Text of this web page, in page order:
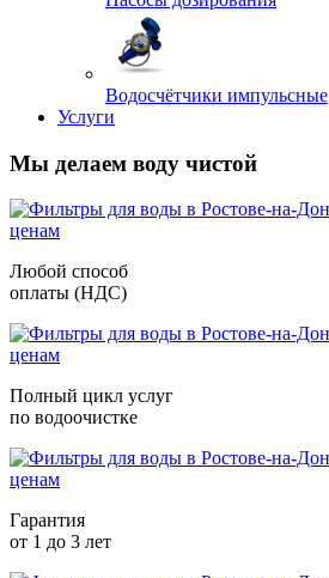
Водосчётчики импульсные
Услуги
Мы делаем воду чистой
Любой способ
оплаты (НДС)
Полный цикл услуг
по водоочистке
Гарантия
от 1 до 3 лет